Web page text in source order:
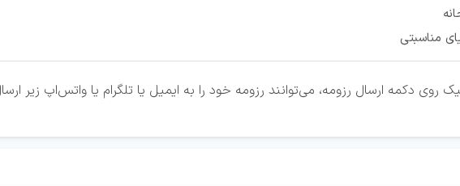
مناسبتی
روی دکمه ارسال رزومه، می‌توانند رزومه خود را به ایمیل یا تلگرام یا واتس‌اپ زیر